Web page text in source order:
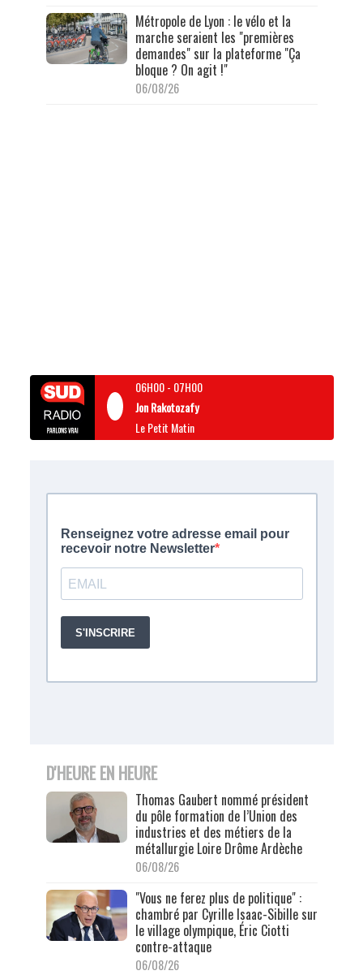
Métropole de Lyon : le vélo et la
marche seraient les "premières
demandes" sur la plateforme "Ça
bloque ? On agit !"
06/08/26
06H00- 07H00
Jon Rakotozafy
Le Petit Matin
D'HEURE EN HEURE
Thomas Gaubert nommé président
du pôle formation de l’Union des
industries et des métiers de la
métallurgie Loire Drôme Ardèche
06/08/26
"Vous ne ferez plus de politique" :
chambré par Cyrille Isaac-Sibille sur
le village olympique, Éric Ciotti
contre-attaque
06/08/26